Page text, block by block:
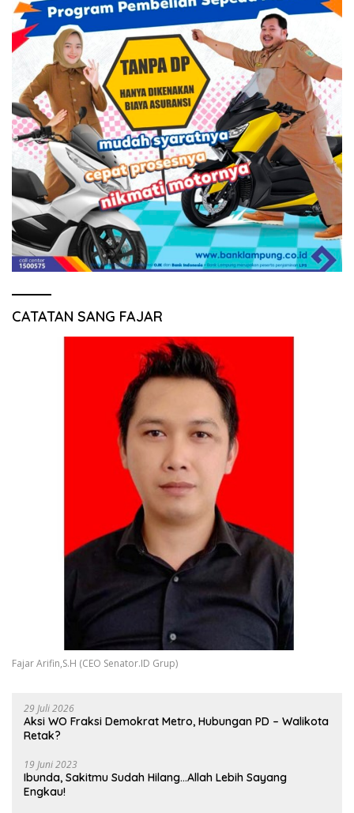
CATATAN SANG FAJAR
Fajar Arifin,S.H (CEO Senator.ID Grup)
29 Juli 2026
Aksi WO Fraksi Demokrat Metro, Hubungan PD – Walikota
Retak?
19 Juni 2023
Ibunda, Sakitmu Sudah Hilang…Allah Lebih Sayang
Engkau!